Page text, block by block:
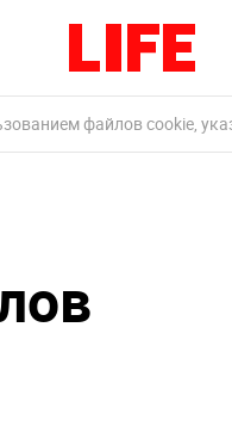
файлов cookie,